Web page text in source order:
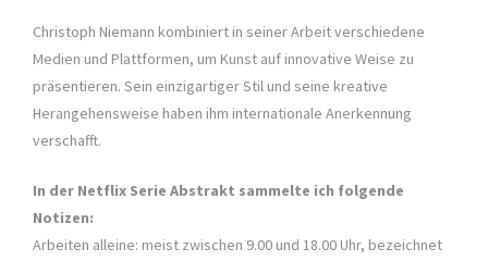
Christoph Niemann kombiniert in seiner Arbeit verschiedene
Medien und Plattformen, um Kunst auf innovative Weise zu
präsentieren. Sein einzigartiger Stil und seine kreative
Herangehensweise haben ihm internationale Anerkennung
verschafft.
In der Netflix Serie Abstrakt sammelte ich folgende
Notizen:
Arbeiten alleine: meist zwischen 9.00 und 18.00 Uhr, bezeichnet